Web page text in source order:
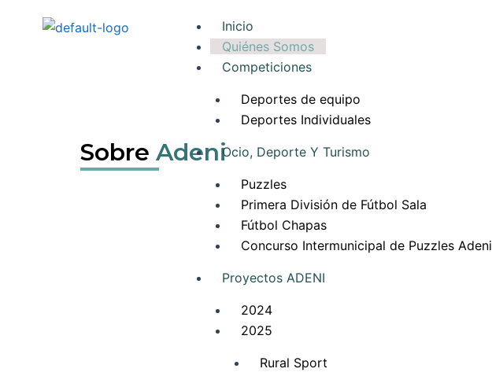
Inicio
Quiénes Somos
Competiciones
Deportes de equipo
Deportes Individuales
Ocio, Deporte Y Turismo
Puzzles
Primera División de Fútbol Sala
Fútbol Chapas
Concurso Intermunicipal de Puzzles Adeni
Proyectos ADENI
2024
2025
Rural Sport
Sobre Adeni